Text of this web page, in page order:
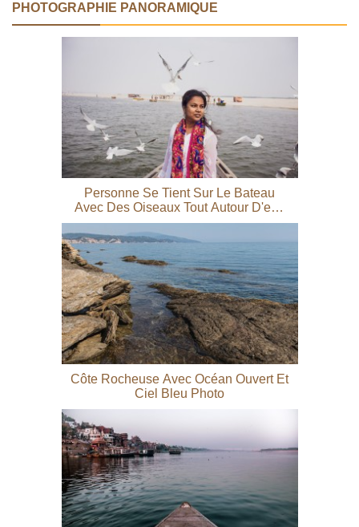
PHOTOGRAPHIE PANORAMIQUE
Personne Se Tient Sur Le Bateau
Avec Des Oiseaux Tout Autour D'eux
Photo
Côte Rocheuse Avec Océan Ouvert Et
Ciel Bleu Photo